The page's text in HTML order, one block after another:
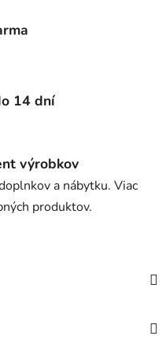
14 dní
výrobkov
a nábytku. Viac
produktov.